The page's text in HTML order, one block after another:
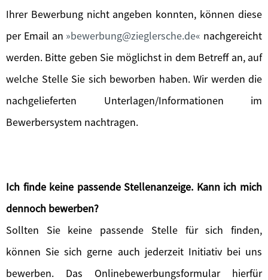
Ihrer Bewerbung nicht angeben konnten, können diese
per Email an
bewerbung@zieglersche.de nachgereicht
werden. Bitte geben Sie möglichst in dem Betreff an, auf
welche Stelle Sie sich beworben haben. Wir werden die
nachgelieferten Unterlagen/Informationen im
Bewerbersystem nachtragen.
Ich finde keine passende Stellenanzeige. Kann ich mich
dennoch bewerben?
Sollten Sie keine passende Stelle für sich finden,
können Sie sich gerne auch jederzeit Initiativ bei uns
bewerben. Das Onlinebewerbungsformular hierfür